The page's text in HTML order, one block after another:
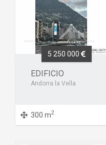
5 250 000
EDIFICIO
Andorra la Vella
300 m2